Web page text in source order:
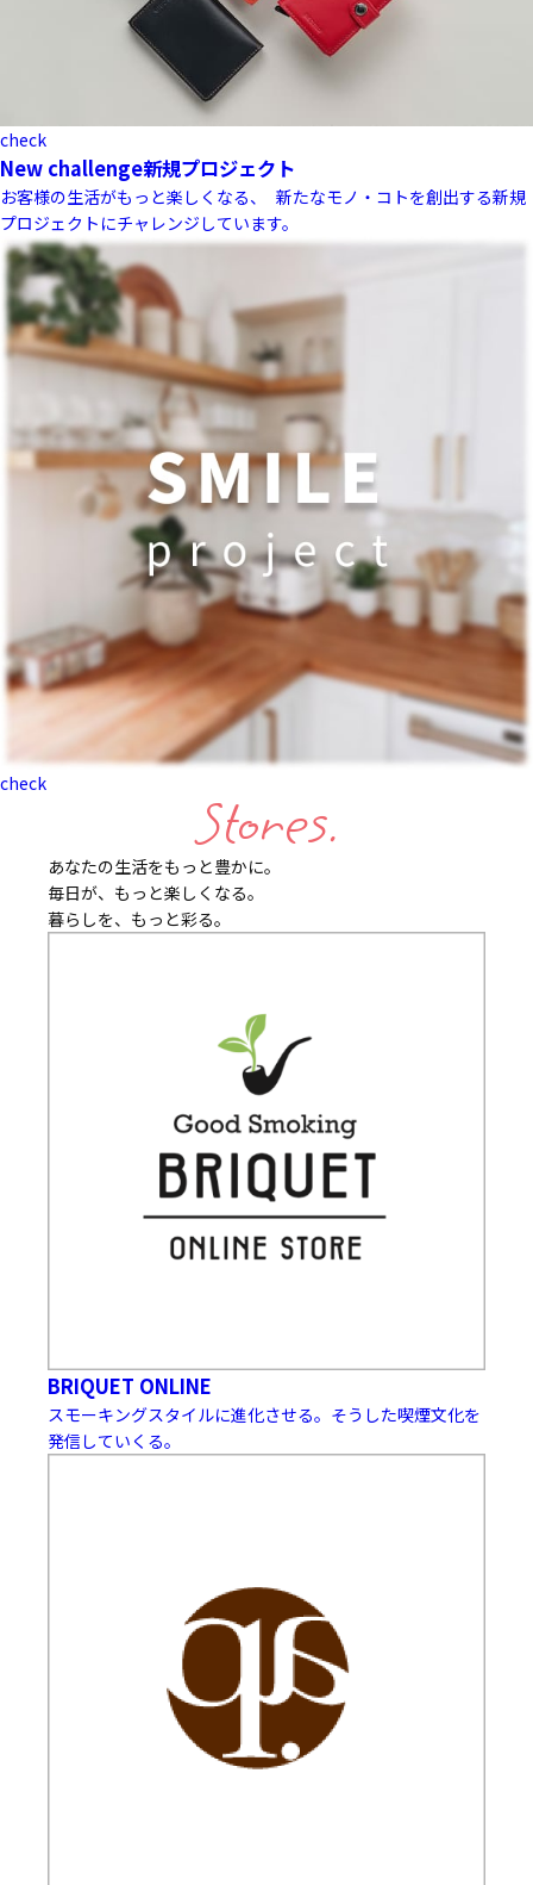
check
New challenge新規プロジェクト
お客様の生活がもっと楽しくなる、 新たなモノ・コトを創出する新規
プロジェクトにチャレンジしています。
check
Stores.
あなたの生活をもっと豊かに。
毎日が、もっと楽しくなる。
暮らしを、もっと彩る。
BRIQUET ONLINE
スモーキングスタイルに進化させる。そうした喫煙文化を
発信していくる。